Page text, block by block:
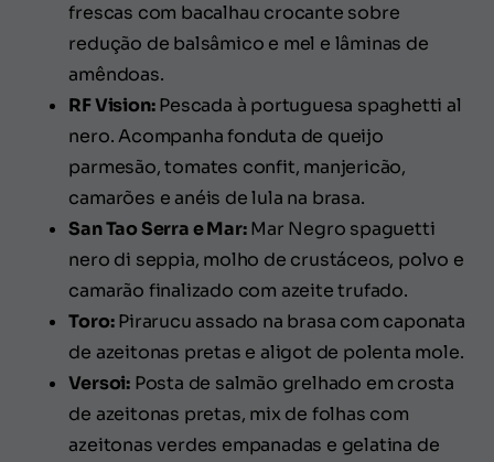
frescas com bacalhau crocante sobre
redução de balsâmico e mel e lâminas de
amêndoas.
RF Vision:Pescada à portuguesa spaghetti al
nero. Acompanha fonduta de queijo
parmesão, tomates confit, manjericão,
camarões e anéis de lula na brasa.
San Tao Serra e Mar:Mar Negro spaguetti
nero di seppia, molho de crustáceos, polvo e
camarão finalizado com azeite trufado.
Toro:Pirarucu assado na brasa com caponata
de azeitonas pretas e aligot de polenta mole.
Versoi: Posta de salmão grelhado em crosta
de azeitonas pretas, mix de folhas com
azeitonas verdes empanadas e gelatina de